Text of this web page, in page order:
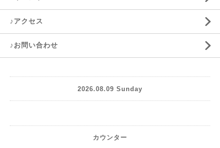
♪アクセス
♪お問い合わせ
2026.08.09 Sunday
カウンター